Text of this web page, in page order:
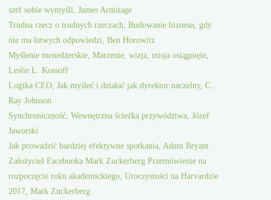
szef sobie wymyśli, James Armitage
Trudna rzecz o trudnych rzeczach, Budowanie biznesu, gdy
nie ma łatwych odpowiedzi, Ben Horowitz
Myślenie menedżerskie, Marzenie, wizja, misja osiągnięte,
Leslie L. Kossoff
Logika CEO, Jak myśleć i działać jak dyrektor naczelny, C.
Ray Johnson
Synchroniczność, Wewnętrzna ścieżka przywództwa, Józef
Jaworski
Jak prowadzić bardziej efektywne spotkania, Adam Bryant
Założyciel Facebooka Mark Zuckerberg Przemówienie na
rozpoczęcie roku akademickiego, Uroczystości na Harvardzie
2017, Mark Zuckerberg